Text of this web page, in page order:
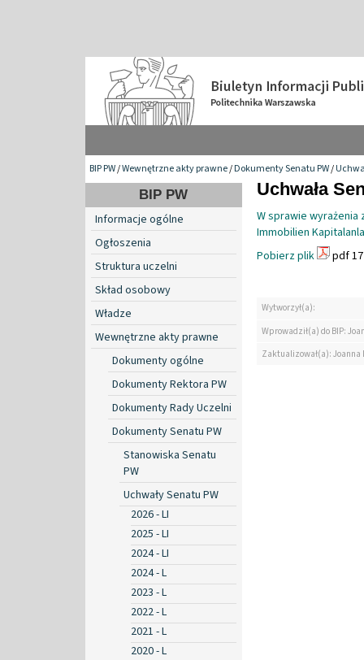
BIP PW/Wewnętrzne akty prawne/Dokumenty Senatu PW/
BIP PW
Informacje ogólne
Ogłoszenia
Struktura uczelni
Skład osobowy
Władze
Wewnętrzne akty prawne
Dokumenty ogólne
Dokumenty Rektora PW
Dokumenty Rady Uczelni
Dokumenty Senatu PW
Stanowiska Senatu
PW
Uchwały Senatu PW
2026 - LI
2025 - LI
2024 - LI
2024 - L
2023 - L
2022 - L
2021 - L
2020 - L
Uchwała
W sprawie
Immobilien
Pobierz plik
pdf
Wytworzył(a):
Wprowadził(a) do BIP:
Zaktualizował(a):